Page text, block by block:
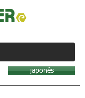
japonês